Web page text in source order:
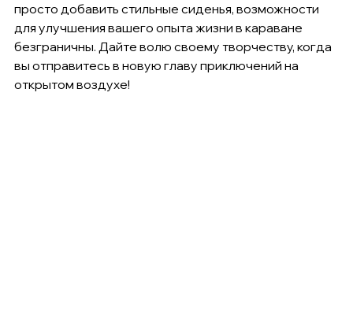
просто добавить стильные сиденья, возможности
для улучшения вашего опыта жизни в караване
безграничны. Дайте волю своему творчеству, когда
вы отправитесь в новую главу приключений на
открытом воздухе!